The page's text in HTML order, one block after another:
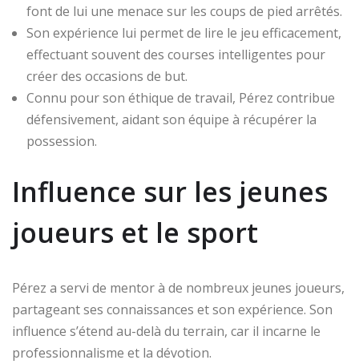
font de lui une menace sur les coups de pied arrêtés.
Son expérience lui permet de lire le jeu efficacement,
effectuant souvent des courses intelligentes pour
créer des occasions de but.
Connu pour son éthique de travail, Pérez contribue
défensivement, aidant son équipe à récupérer la
possession.
Influence sur les jeunes
joueurs et le sport
Pérez a servi de mentor à de nombreux jeunes joueurs,
partageant ses connaissances et son expérience. Son
influence s’étend au-delà du terrain, car il incarne le
professionnalisme et la dévotion.